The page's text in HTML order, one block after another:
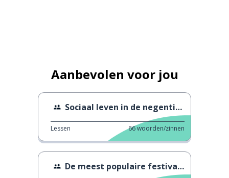
Aanbevolen voor jou
Sociaal leven in de negentiende eeuw.
Lessen 66woorden/zinnen
De meest populaire festivals in Spanje